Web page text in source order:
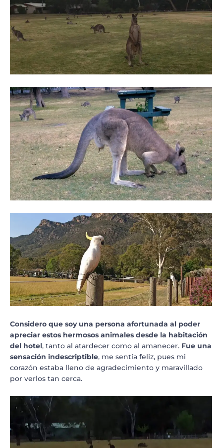
Considero que soy una persona afortunada al poder
apreciar estos hermosos animales desde la habitación
del hotel, tanto al atardecer como al amanecer. Fue una
sensación indescriptible, me sentía feliz, pues mi
corazón estaba lleno de agradecimiento y maravillado
por verlos tan cerca.